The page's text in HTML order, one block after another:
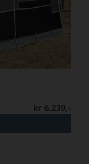
kr 6.239,-